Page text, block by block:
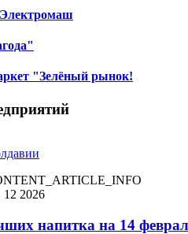
"Зелёный рынок!
12 2026
напитка на 14